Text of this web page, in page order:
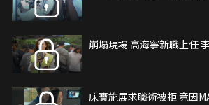
崩塌現場 高海寧新職上任
床寶施展求職術被拒 竟因